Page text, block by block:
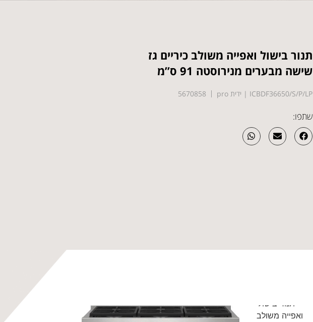
תנור בישול ואפייה משולב כיריים גז
שישה מבערים מנירוסטה 91 ס”מ
ICBDF36650/S/P/LP | ידית pro 5670858
שתפו: